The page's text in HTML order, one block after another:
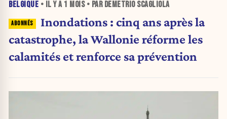
BELGIQUE • IL Y A 1 MOIS• PAR DEMETRIO SCAGLIOLA
Inondations : cinq ans après la
catastrophe, la Wallonie réforme les
calamités et renforce sa prévention